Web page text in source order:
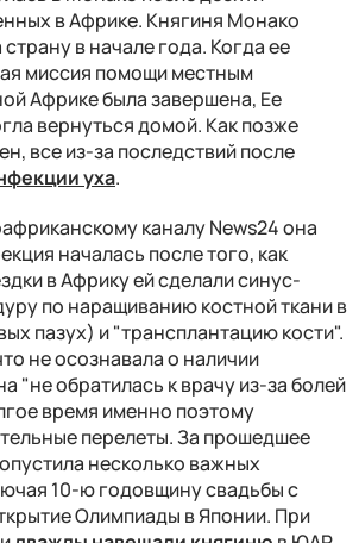
в Африке. Княгиня Монако
в начале года. Когда ее
миссия помощи местным
Африке была завершена, Ее
вернуться домой. Как позже
все из-за последствий после
уха.
каналу News24 она
началась после того, как
в Африку ей сделали синус-
по наращиванию костной ткани в
пазух) и "трансплантацию кости".
не осознавала о наличии
"не обратилась к врачу из-за болей
время именно поэтому
перелеты. За прошедшее
несколько важных
10-ю годовщину свадьбы с
Олимпиады в Японии. При